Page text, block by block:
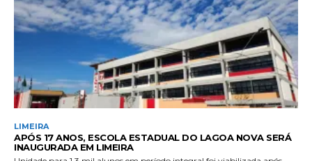
LIMEIRA
APÓS 17 ANOS, ESCOLA ESTADUAL DO LAGOA NOVA SERÁ
INAUGURADA EM LIMEIRA